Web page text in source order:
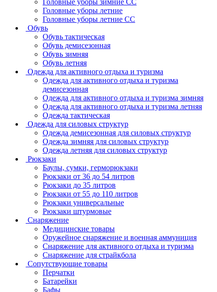
Головные уборы зимние СС
Головные уборы летние
Головные уборы летние СС
Обувь
Обувь тактическая
Обувь демисезонная
Обувь зимняя
Обувь летняя
Одежда для активного отдыха и туризма
Одежда для активного отдыха и туризма
демисезонная
Одежда для активного отдыха и туризма зимняя
Одежда для активного отдыха и туризма летняя
Одежда тактическая
Одежда для силовых структур
Одежда демисезонная для силовых структур
Одежда зимняя для силовых структур
Одежда летняя для силовых структур
Рюкзаки
Баулы, сумки, герморюкзаки
Рюкзаки от 36 до 54 литров
Рюкзаки до 35 литров
Рюкзаки от 55 до 110 литров
Рюкзаки универсальные
Рюкзаки штурмовые
Снаряжение
Медицинские товары
Оружейное снаряжение и военная аммуниция
Снаряжение для активного отдыха и туризма
Снаряжение для страйкбола
Сопутствующие товары
Перчатки
Батарейки
Бафы